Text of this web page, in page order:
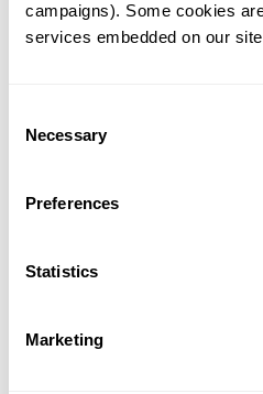
campaigns). Some cookies
services embedded on our
Selection
Necessary
Preferences
Statistics
Marketing
기술
Gene browser
매달 뉴스레터를 통해 최신 블로